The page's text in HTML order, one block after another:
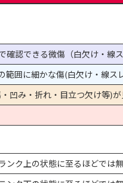
認できる微傷（白欠け・線
範囲に細かな傷(白欠け・線ス
凹み・折れ・目立つ欠け等)が
ク上の状態に至るほどでは無